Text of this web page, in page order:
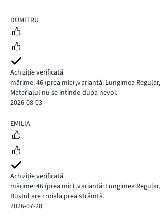
4
DUMITRU
Achiziție verificată
mărime: 46 (prea mic) ,variantă: Lungimea Regular,
Materialul nu se intinde dupa nevoi.
2026-08-03
4
EMILIA
Achiziție verificată
mărime: 46 (prea mic) ,variantă: Lungimea Regular,
Bustul are croiala prea strâmtă.
2026-07-28